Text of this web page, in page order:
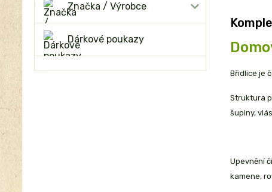
Značka / Výrobce
Dárkové poukazy
Břidlice je
Struktura
šupiny,
Upevnění
kamene,